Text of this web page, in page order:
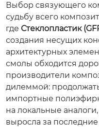
Выбор связующего
судьбу всего
где Стеклопластик
создания несущих
архитектурных
смолы обходится
производители
дилеммой:
импортные
на локальные
выросла за последние